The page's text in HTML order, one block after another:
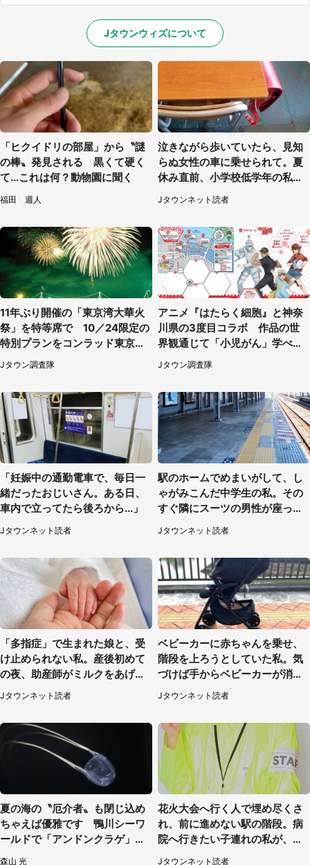
Jタウンウィズについて
「ヒクイドリの部屋」から〝謎
の棒〟発見される 黒くて硬く
て...これは何？動物園に聞く
福田 週人
泣きながら歩いていたら、見知
らぬ女性の車に乗せられて。夏
休み直前、小学校低学年の私に
起きたこと（広島県・30代女
性）
Jタウンネット読者
11年ぶり開催の「東京湾大華火
祭」を特等席で 10／24限定の
特別プランをコンラッド東京が
販売【8／3～10／16】
Jタウン調査隊
アニメ『はたらく細胞』と神奈
川県の3度目コラボ 作品の世
界観通じて「小児がん」学べる
【8／10～31※平日限定】
Jタウン調査隊
「妊娠中の通勤電車で、毎日一
緒だったおじいさん。ある日、
車内で立ってたら後ろから...」
Jタウンネット読者
駅のホームでめまいがして、し
ゃがみこんだ中学生の私。その
すぐ隣にスーツの男性が座って
きて（千葉県・20代女性）
Jタウンネット読者
「多指症」で生まれた娘と、受
け止められない私。産後初めて
の夜、助産師がミルクをあげて
るのを見て...（静岡県・20代女
性）
Jタウンネット読者
ベビーカーに赤ちゃんを乗せ、
階段を上ろうとしていた私。気
づけば手からベビーカーが消え
ていて（神奈川県・60代女性）
Jタウンネット読者
夏の海の〝厄介者〟も閉じ込め
ちゃえば優雅です 鴨川シーワ
ールドで「アンドンクラゲ」期
間限定展示【7／29～】
森山 光
花火大会へ行く人で埋め尽くさ
れ、前に進めない駅の階段。病
院へ行きたい子連れの私が、ス
タッフに事情を説明すると...
Jタウンネット読者